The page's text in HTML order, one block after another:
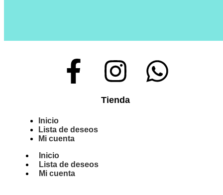
Tienda
Inicio
Lista de deseos
Mi cuenta
Inicio
Lista de deseos
Mi cuenta